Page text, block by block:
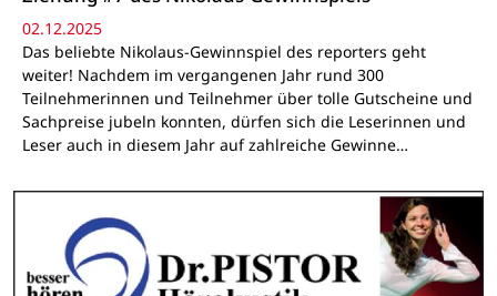
02.12.2025
Das beliebte Nikolaus-Gewinnspiel des reporters geht
weiter! Nachdem im vergangenen Jahr rund 300
Teilnehmerinnen und Teilnehmer über tolle Gutscheine und
Sachpreise jubeln konnten, dürfen sich die Leserinnen und
Leser auch in diesem Jahr auf zahlreiche Gewinne…